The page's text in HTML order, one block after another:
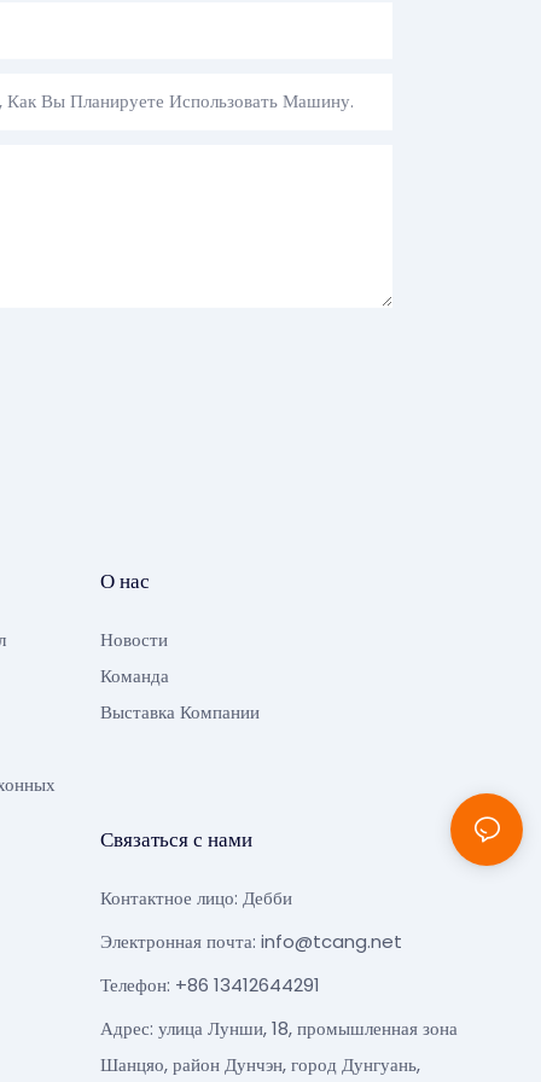
Вы Планируете Использовать Машину.
О нас
Новости
Команда
Выставка Компании
Связаться с нами
Контактное лицо: Дебби
Электронная почта: info@tcang.net
Телефон: +86 13412644291
Адрес: улица Лунши, 18, промышленная зона
Шанцяо, район Дунчэн, город Дунгуань,